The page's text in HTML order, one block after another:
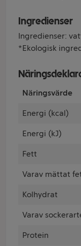
Ingredienser
Ingredienser:
*Ekologisk
Näringsvärde
Energi (kcal)
Energi (kJ)
Fett
Varav mättat
Kolhydrat
Varav
Protein